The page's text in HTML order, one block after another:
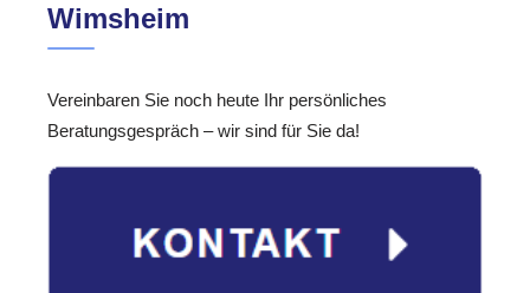
Wimsheim
Vereinbaren Sie noch heute Ihr persönliches
Beratungsgespräch – wir sind für Sie da!